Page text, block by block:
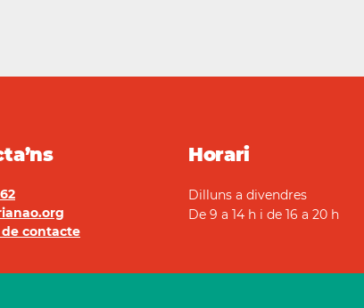
contacte
Horari
Dilluns a divendres
De 9 a 14 h i de 16 a 20 h